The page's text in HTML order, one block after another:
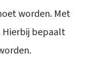
worden. Met
Hierbij bepaalt